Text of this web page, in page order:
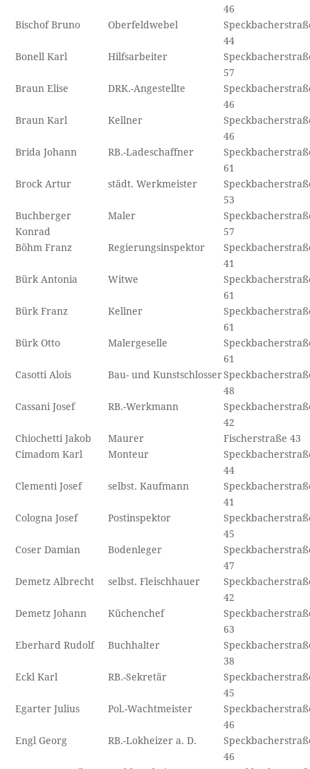
46
Bischof Bruno
Oberfeldwebel
44
Bonell Karl
Hilfsarbeiter
57
Braun Elise
DRK.-Angestellte
46
Braun Karl
Kellner
46
Brida Johann
RB.-Ladeschaffner
61
Brock Artur
städt. Werkmeister
53
Buchberger
Konrad
Maler
57
Böhm Franz
Regierungsinspektor
41
Bürk Antonia
Witwe
61
Bürk Franz
Kellner
61
Bürk Otto
Malergeselle
61
Casotti Alois
Bau- und Kunstschlosser
48
Cassani Josef
RB.-Werkmann
42
Chiochetti Jakob
Maurer
Fischerstraße 43
Cimadom Karl
Monteur
44
Clementi Josef
selbst. Kaufmann
41
Cologna Josef
Postinspektor
45
Coser Damian
Bodenleger
47
Demetz Albrecht
selbst. Fleischhauer
42
Demetz Johann
Küchenchef
63
Eberhard Rudolf
Buchhalter
38
Eckl Karl
RB.-Sekretär
45
Egarter Julius
Pol.-Wachtmeister
46
Engl Georg
RB.-Lokheizer a. D.
46